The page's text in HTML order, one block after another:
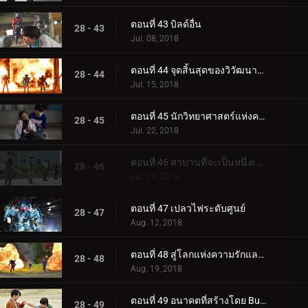
28 - 43 ตอนที่ 43 บิลด์อื่น
Jul. 08, 2018
28 - 44 ตอนที่ 44 จุดสิ้นสุดของวิวัฒนาการ
Jul. 15, 2018
28 - 45 ตอนที่ 45 นักวิทยาศาสตร์แห่งความหวัง
Jul. 22, 2018
28 - 46
Jul. 29, 2018
28 - 47 ตอนที่ 47 เปลวไฟระดับศูนย์
Aug. 12, 2018
28 - 48 ตอนที่ 48 สู่โลกแห่งความรักและสันติภาพ
Aug. 19, 2018
28 - 49 ตอนที่ 49 อนาคตที่สร้างโดย Build